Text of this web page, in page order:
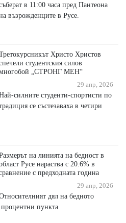
в 11:00 часа пред Пантеона
възрожденците в Русе.
Христо Христов
студентския силов
„СТРОНГ МЕН“
29 апр, 2026
силните студенти-спортисти по
се състезаваха в четири
на линията на бедност в
Русе нараства с 20.6% в
с предходната година
29 апр, 2026
дял на бедното
процентни пункта